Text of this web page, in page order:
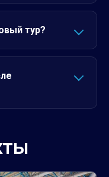
тур?